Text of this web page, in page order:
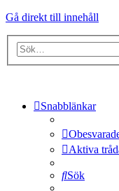
Gå direkt till innehåll
Snabblänkar
Aktiva
Sök